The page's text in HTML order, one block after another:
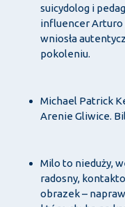
suicydolog i
influencer Arturo
wniosła
pokoleniu.
Michael Patrick
Arenie Gliwice.
Milo to nieduży,
radosny,
obrazek –